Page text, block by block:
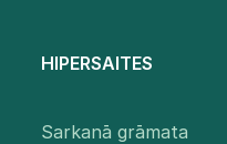
HIPERSAITES
Sarkanā grāmata